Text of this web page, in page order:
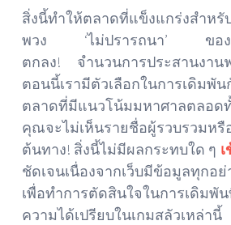
สิ่งนี้ทำให้ตลาดที่แข็งแกร่งสำหรั
พวง ‘ไม่ปรารถนา’ ของพ
ตกลง! จำนวนการประสานงาน
ตอนนี้เรามีตัวเลือกในการเดิม
ตลาดที่มีแนวโน้มมหาศาลตลอ
คุณจะไม่เห็นรายชื่อผู้รวบรวมหรื
ต้นทาง! สิ่งนี้ไม่มีผลกระทบใด ๆ
ชัดเจนเนื่องจากเว็บมีข้อมูลทุกอ
เพื่อทำการตัดสินใจในการเดิมพั
ความได้เปรียบในเกมสลัวเหล่า